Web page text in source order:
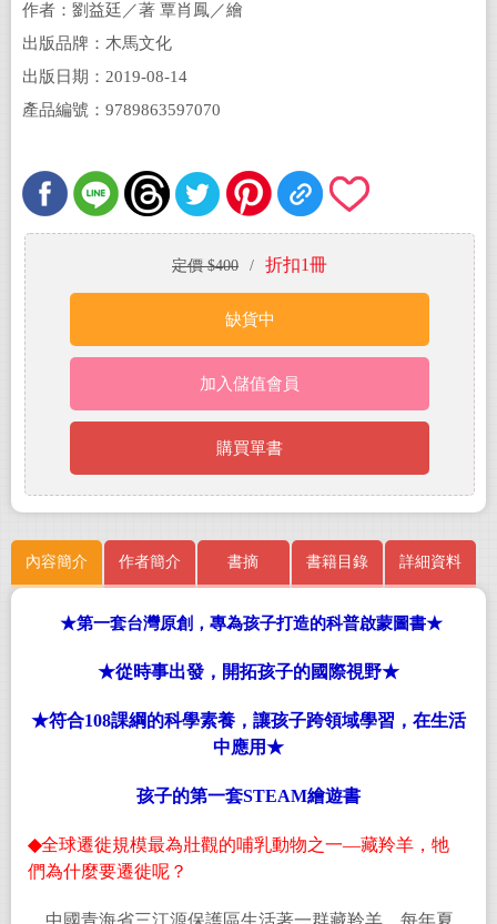
作者：劉益廷／著 覃肖鳳／繪
出版品牌：木馬文化
出版日期：2019-08-14
產品編號：9789863597070
定價 $400 / 折扣1冊
缺貨中
加入儲值會員
購買單書
內容簡介 作者簡介 書摘 書籍目錄 詳細資料
★第一套台灣原創，專為孩子打造的科普啟蒙圖書★
★從時事出發，開拓孩子的國際視野★
★符合108課綱的科學素養，讓孩子跨領域學習，在生活
中應用★
孩子的第一套STEAM繪遊書
◆全球遷徙規模最為壯觀的哺乳動物之一—藏羚羊，牠
們為什麼要遷徙呢？
中國青海省三江源保護區生活著一群藏羚羊，每年夏